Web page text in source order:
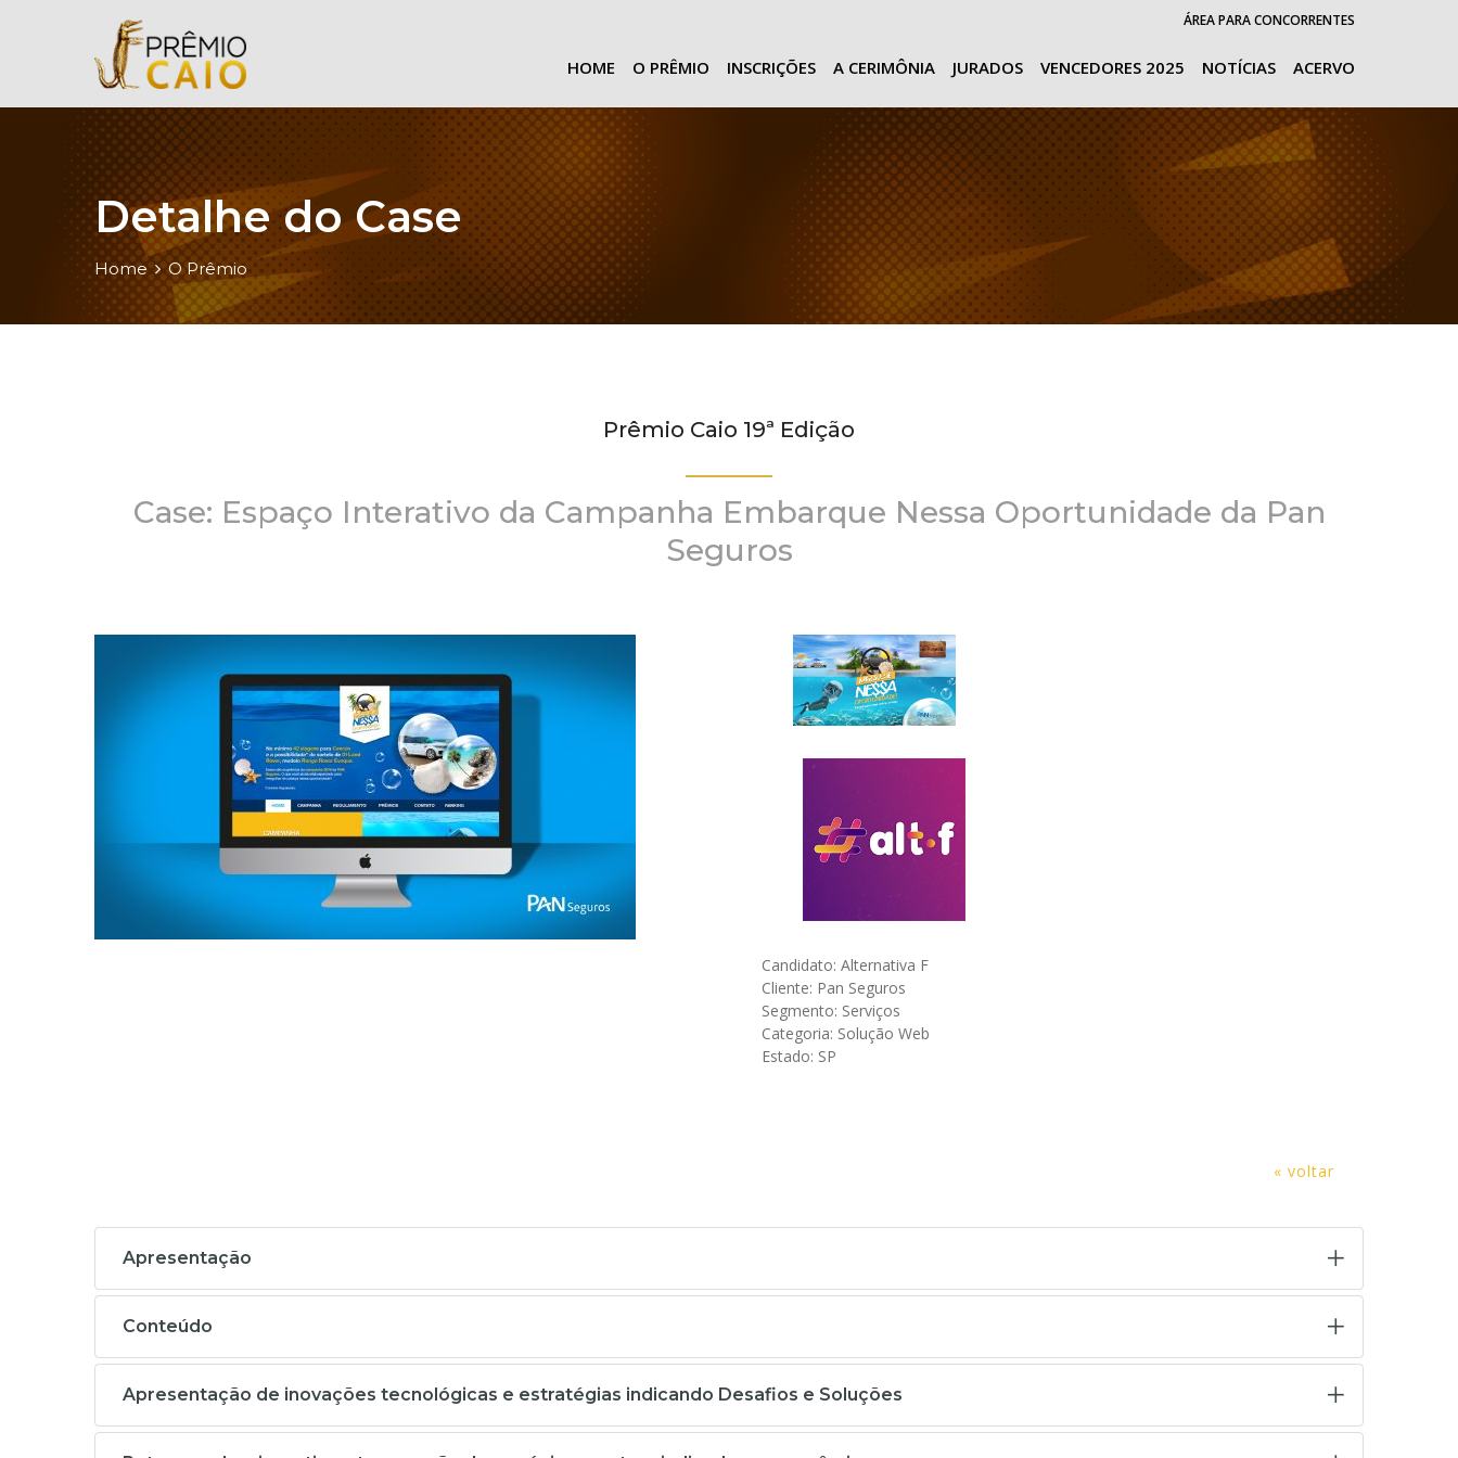
ÁREA PARA CONCORRENTES
HOME O PRÊMIO INSCRIÇÕES A CERIMÔNIA JURADOS VENCEDORES 2025 NOTÍCIAS ACERVO
Detalhe do Case
Home O Prêmio
Prêmio Caio 19ª Edição
Case: Espaço Interativo da Campanha Embarque Nessa Oportunidade da Pan
Seguros
Candidato: Alternativa F
Cliente: Pan Seguros
Segmento: Serviços
Categoria: Solução Web
Estado: SP
« voltar
Apresentação
Conteúdo
Apresentação de inovações tecnológicas e estratégias indicando Desafios e Soluções